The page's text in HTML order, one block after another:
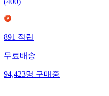
(400)
891적립
무료배송
94,423명구매중